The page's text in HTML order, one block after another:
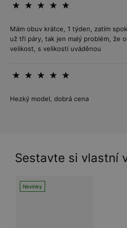
Mám obuv krátce, 1 týden, zatím
už tři páry, tak jen malý problém, že
velikost, s velikostí uváděnou
Hezký model, dobrá cena
Sestavte si vlastní
Novinky